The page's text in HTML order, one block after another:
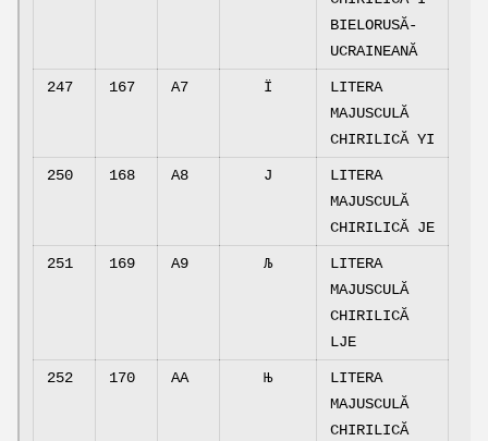
BIELORUSĂ-
UCRAINEANĂ
247 167 A7 Ї
LITERA
MAJUSCULĂ
CHIRILICĂ YI
250 168 A8 Ј
LITERA
MAJUSCULĂ
CHIRILICĂ JE
251 169 A9 Љ
LITERA
MAJUSCULĂ
CHIRILICĂ
LJE
252 170 AA Њ
LITERA
MAJUSCULĂ
CHIRILICĂ